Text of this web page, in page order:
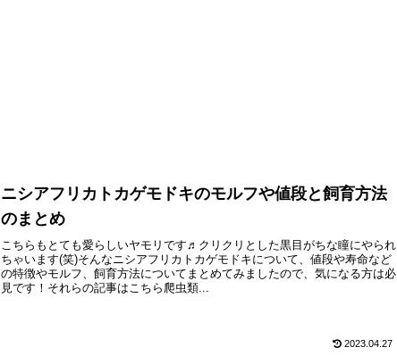
ニシアフリカトカゲモドキのモルフや値段と飼育方法
のまとめ
こちらもとても愛らしいヤモリです♬クリクリとした黒目がちな瞳にやられ
ちゃいます(笑)そんなニシアフリカトカゲモドキについて、値段や寿命など
の特徴やモルフ、飼育方法についてまとめてみましたので、気になる方は必
見です！それらの記事はこちら爬虫類...
2023.04.27